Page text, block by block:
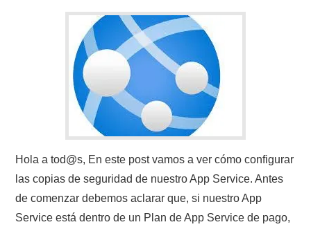
Hola a tod@s, En este post vamos a ver cómo configurar
las copias de seguridad de nuestro App Service. Antes
de comenzar debemos aclarar que, si nuestro App
Service está dentro de un Plan de App Service de pago,